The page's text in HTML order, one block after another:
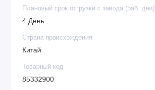
Плановый срок отгрузки с завода (раб. дни)
4 День
Страна происхождения
Китай
Товарный код
85332900